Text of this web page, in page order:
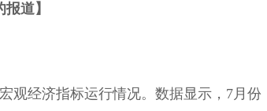
道】
经济指标运行情况。数据显示，7月份